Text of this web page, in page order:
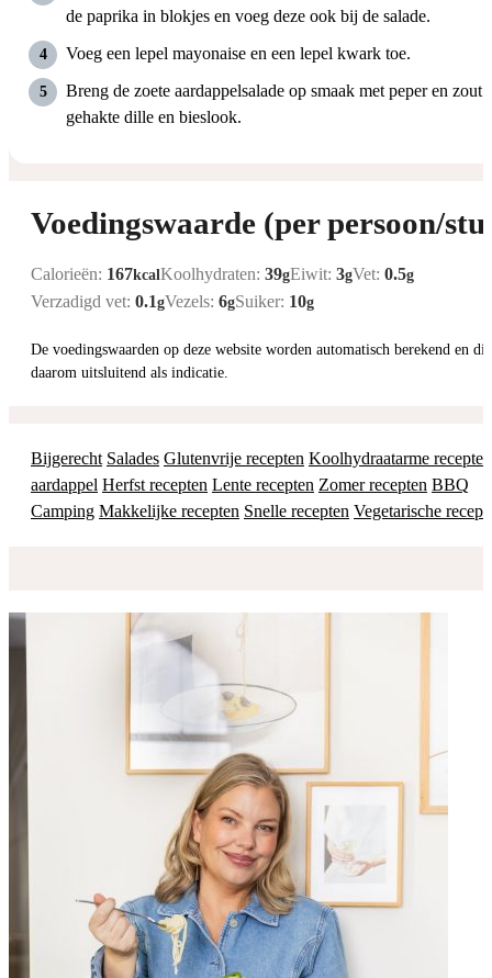
de paprika in blokjes en voeg deze ook bij de salade.
Voeg een lepel mayonaise en een lepel kwark toe.
Breng de zoete aardappelsalade op smaak met peper en zout
gehakte dille en bieslook.
Voedingswaarde (per persoon/
Calorieën: 167kcal Koolhydraten: 39gEiwit: 3gVet: 0.5g
Verzadigd vet: 0.1gVezels: 6gSuiker: 10g
De voedingswaarden op deze website worden automatisch berekend en dienen
daarom uitsluitend als indicatie.
Bijgerecht Salades Glutenvrije recepten Koolhydraatarme recepten
aardappel Herfst recepten Lente recepten Zomer recepten BBQ
Camping Makkelijke recepten Snelle recepten Vegetarische